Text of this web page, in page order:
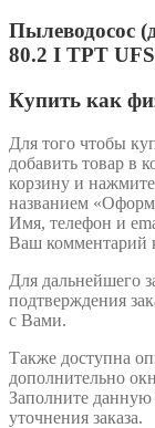
Пылеводосос
80.2 I TPT
Купить как
Для того чтобы
добавить товар в
корзину и
названием
Имя, телефон и
Ваш комментарий к
Для дальнейшего
подтверждения
с Вами.
Также доступна
дополнительно
Заполните
уточнения заказа.